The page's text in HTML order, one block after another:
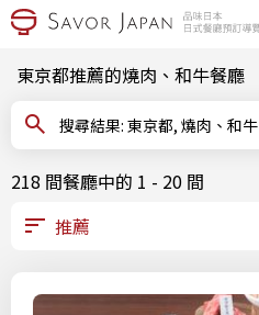
東京都推薦的燒肉、和牛餐廳
搜尋結果: 東京都, 燒肉、和牛
218 間餐廳中的 1 - 20 間